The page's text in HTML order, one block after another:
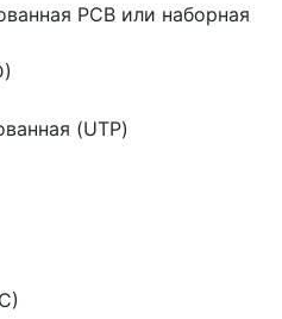
PCB или наборная
(UTP)